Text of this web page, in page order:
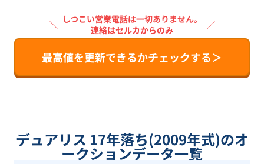
＼ しつこい営業電話は一切ありません。
連絡はセルカからのみ
／
最高値を更新できるかチェックする＞
デュアリス 17年落ち(2009年式)のオ
ークションデータ一覧